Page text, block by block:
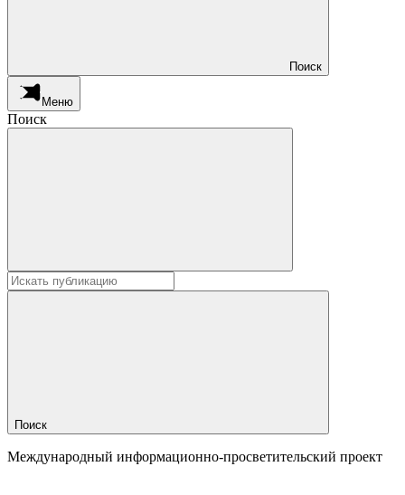
Поиск
Меню
Поиск
Поиск
Международный информационно-просветительский проект